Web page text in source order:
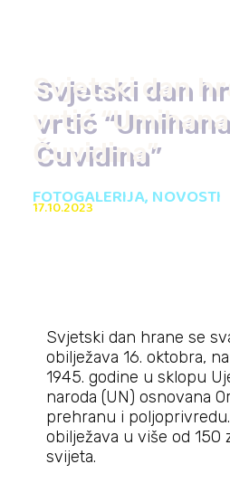
Svjetski dan
vrtić “Umihana
Čuvidina”
FOTOGALERIJA,NOVOSTI
17.10.2023
Svjetski dan hrane se
obilježava 16. oktobra,
1945. godine u sklopu
naroda (UN) osnovana
prehranu i
obilježava u više od 150
svijeta.